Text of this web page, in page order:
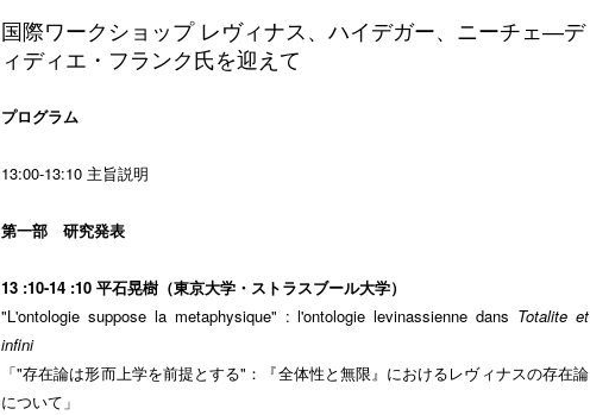
国際ワークショップ レヴィナス、ハイデガー、ニーチェ―デ
ィディエ・フランク氏を迎えて
プログラム
13:00-13:10 主旨説明
第一部 研究発表
13 :10-14 :10 平石晃樹（東京大学・ストラスブール大学）
"L'ontologie suppose la metaphysique" : l'ontologie levinassienne dans Totalite et
infini
「"存在論は形而上学を前提とする"：『全体性と無限』におけるレヴィナスの存在論
について」